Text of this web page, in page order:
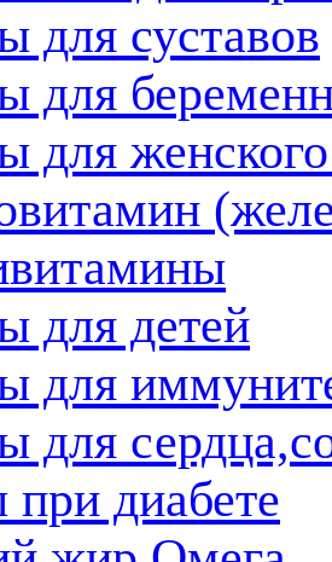
для суставов
для
для женского
для детей
для
для
диабете